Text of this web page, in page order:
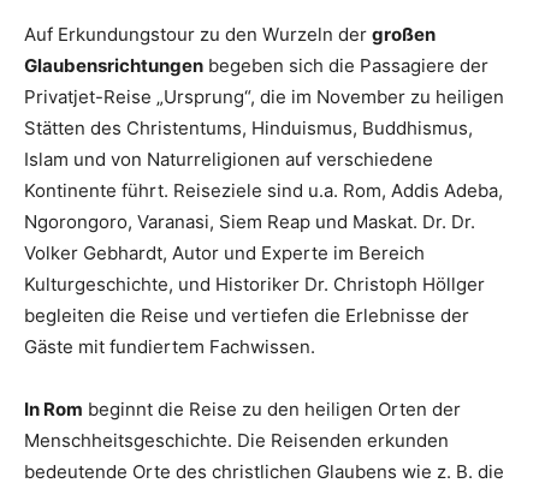
Auf Erkundungstour zu den Wurzeln der großen
Glaubensrichtungen begeben sich die Passagiere der
Privatjet-Reise „Ursprung“, die im November zu heiligen
Stätten des Christentums, Hinduismus, Buddhismus,
Islam und von Naturreligionen auf verschiedene
Kontinente führt. Reiseziele sind u.a. Rom, Addis Adeba,
Ngorongoro, Varanasi, Siem Reap und Maskat. Dr. Dr.
Volker Gebhardt, Autor und Experte im Bereich
Kulturgeschichte, und Historiker Dr. Christoph Höllger
begleiten die Reise und vertiefen die Erlebnisse der
Gäste mit fundiertem Fachwissen.
In Rom beginnt die Reise zu den heiligen Orten der
Menschheitsgeschichte. Die Reisenden erkunden
bedeutende Orte des christlichen Glaubens wie z. B. die